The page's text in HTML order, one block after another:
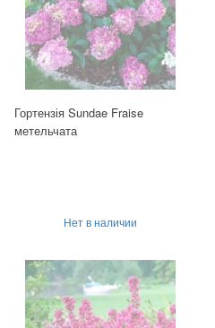
Гортензія Sundae Fraise
метельчата
Нет в наличии